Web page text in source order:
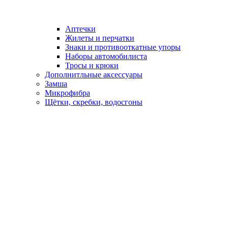
Аптечки
Жилеты и перчатки
Знаки и противооткатные упоры
Наборы автомобилиста
Тросы и крюки
Дополнитльные аксессуары
Замша
Микрофибра
Щётки, скребки, водосгоны